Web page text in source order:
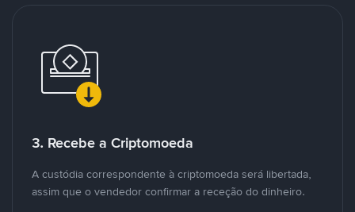
3. Recebe a Criptomoeda
A custódia correspondente à criptomoeda será libertada,
assim que o vendedor confirmar a receção do dinheiro.